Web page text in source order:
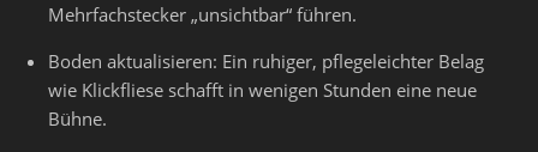
Mehrfachstecker „unsichtbar“ führen.
Boden aktualisieren: Ein ruhiger, pflegeleichter Belag
wie Klickfliese schafft in wenigen Stunden eine neue
Bühne.